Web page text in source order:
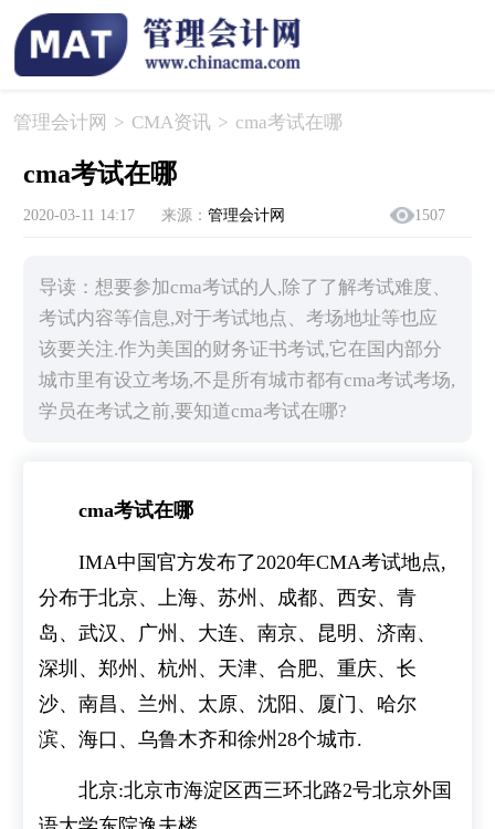
管理会计网 > CMA资讯 > ​cma考试在哪
​cma考试在哪
2020-03-11 14:17 来源： 管理会计网 1507
导读：想要参加cma考试的人,除了了解考试难度、
考试内容等信息,对于考试地点、考场地址等也应
该要关注.作为美国的财务证书考试,它在国内部分
城市里有设立考场,不是所有城市都有cma考试考场,
学员在考试之前,要知道cma考试在哪?
cma考试在哪
IMA中国官方发布了2020年CMA考试地点,
分布于北京、上海、苏州、成都、西安、青
岛、武汉、广州、大连、南京、昆明、济南、
深圳、郑州、杭州、天津、合肥、重庆、长
沙、南昌、兰州、太原、沈阳、厦门、哈尔
滨、海口、乌鲁木齐和徐州28个城市.
北京:北京市海淀区西三环北路2号北京外国